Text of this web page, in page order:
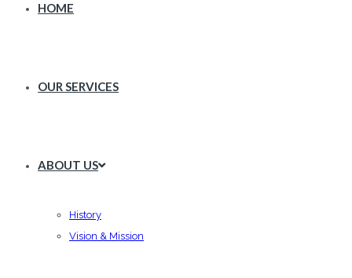
HOME
OUR SERVICES
ABOUT US
History
Vision & Mission